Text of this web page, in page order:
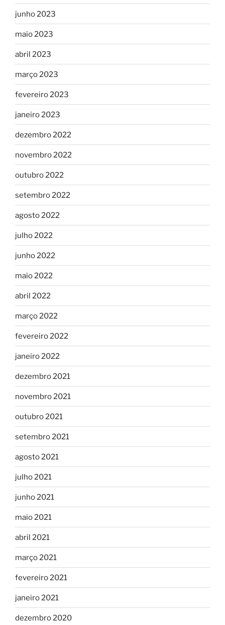
junho 2023
maio 2023
abril 2023
março 2023
fevereiro 2023
janeiro 2023
dezembro 2022
novembro 2022
outubro 2022
setembro 2022
agosto 2022
julho 2022
junho 2022
maio 2022
abril 2022
março 2022
fevereiro 2022
janeiro 2022
dezembro 2021
novembro 2021
outubro 2021
setembro 2021
agosto 2021
julho 2021
junho 2021
maio 2021
abril 2021
março 2021
fevereiro 2021
janeiro 2021
dezembro 2020